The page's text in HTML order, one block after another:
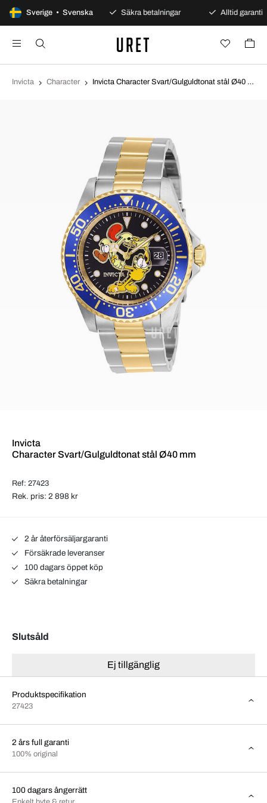
Sverige • Svenska
100 dagars öppet köp Säkra betalningar Alltid garanti
Invicta Character Invicta Character Svart/Gulguldtonat stål Ø40 mm 27423
Invicta
Character Svart/Gulguldtonat stål Ø40 mm
Ref: 27423
Rek. pris: 2 898 kr
2 år återförsäljargaranti
Försäkrade leveranser
100 dagars öppet köp
Säkra betalningar
Slutsåld
Ej tillgänglig
Produktspecifikation
27423
2 års full garanti
100% original
100 dagars ångerrätt